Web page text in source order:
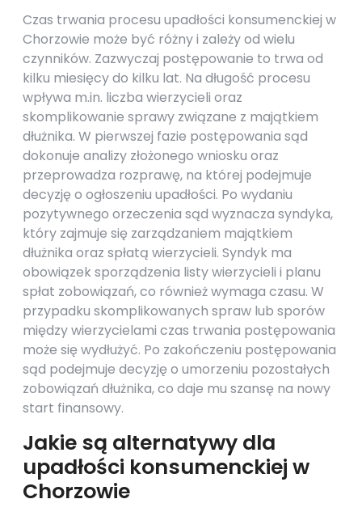
Czas trwania procesu upadłości konsumenckiej w
Chorzowie może być różny i zależy od wielu
czynników. Zazwyczaj postępowanie to trwa od
kilku miesięcy do kilku lat. Na długość procesu
wpływa m.in. liczba wierzycieli oraz
skomplikowanie sprawy związane z majątkiem
dłużnika. W pierwszej fazie postępowania sąd
dokonuje analizy złożonego wniosku oraz
przeprowadza rozprawę, na której podejmuje
decyzję o ogłoszeniu upadłości. Po wydaniu
pozytywnego orzeczenia sąd wyznacza syndyka,
który zajmuje się zarządzaniem majątkiem
dłużnika oraz spłatą wierzycieli. Syndyk ma
obowiązek sporządzenia listy wierzycieli i planu
spłat zobowiązań, co również wymaga czasu. W
przypadku skomplikowanych spraw lub sporów
między wierzycielami czas trwania postępowania
może się wydłużyć. Po zakończeniu postępowania
sąd podejmuje decyzję o umorzeniu pozostałych
zobowiązań dłużnika, co daje mu szansę na nowy
start finansowy.
Jakie są alternatywy dla
upadłości konsumenckiej w
Chorzowie